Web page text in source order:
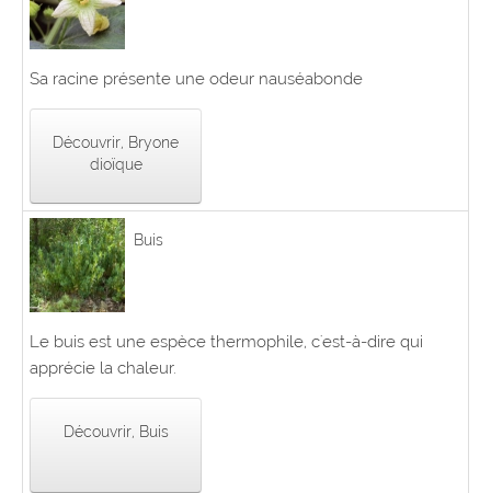
Sa racine présente une odeur nauséabonde
Découvrir, Bryone
dioïque
Buis
Le buis est une espèce thermophile, c'est-à-dire qui
apprécie la chaleur.
Découvrir, Buis